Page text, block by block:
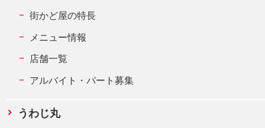
街かど屋の特長
メニュー情報
店舗一覧
アルバイト・パート募集
うわじ丸